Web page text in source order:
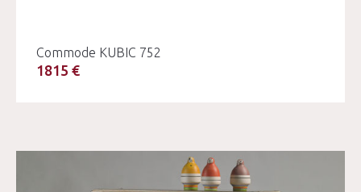
Commode KUBIC 752
1815 €